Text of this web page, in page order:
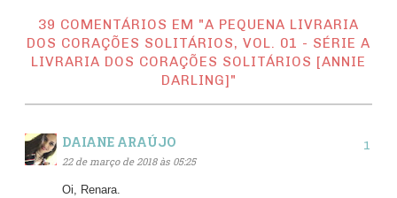
39 COMENTÁRIOS EM "A PEQUENA LIVRARIA
DOS CORAÇÕES SOLITÁRIOS, VOL. 01 - SÉRIE A
LIVRARIA DOS CORAÇÕES SOLITÁRIOS [ANNIE
DARLING]"
DAIANE ARAÚJO
22 de março de 2018 às 05:25
Oi, Renara.